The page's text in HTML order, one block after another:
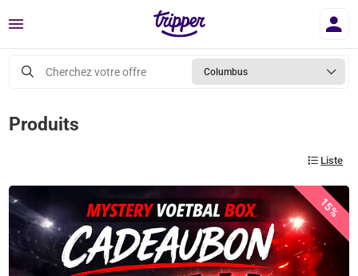
Menu
Cherchez votre offre Columbus
Produits
Liste
15%